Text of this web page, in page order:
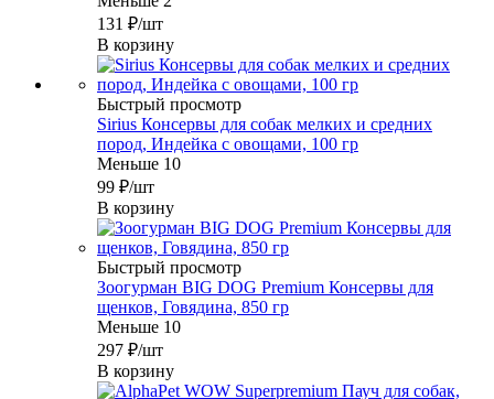
131 ₽/шт
В корзину
Быстрый просмотр
Sirius Консервы для собак мелких и средних
пород, Индейка с овощами, 100 гр
Меньше 10
99 ₽/шт
В корзину
Быстрый просмотр
Зоогурман BIG DOG Premium Консервы для
щенков, Говядина, 850 гр
Меньше 10
297 ₽/шт
В корзину